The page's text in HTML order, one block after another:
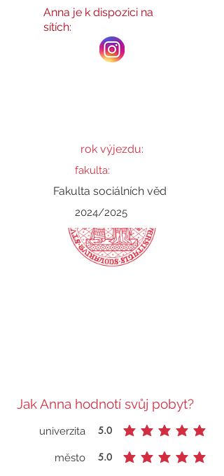
Anna je k dispozici na
sítích:
rok výjezdu:
fakulta:
Fakulta sociálních věd
2024/2025
Jak Anna hodnotí svůj pobyt?
univerzita 5.0
průměrné hodnocení je 5 z 5
město
5.0
průměrné hodnocení je 5 z 5